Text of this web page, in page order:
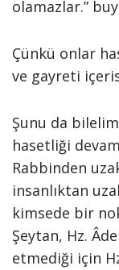
olamazlar.”
Çünkü onlar
ve gayreti
Şunu da
hasetliği
Rabbinden
insanlıktan
kimsede bir
Şeytan, Hz.
etmediği için